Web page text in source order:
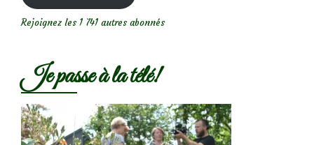
Rejoignez les 1 741 autres abonnés
Je passe à la télé!